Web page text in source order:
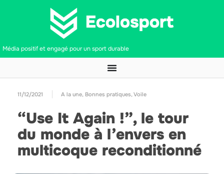
Média positif et engagé pour un sport durable
11/12/2021 A la une, Bonnes pratiques,Voile
“Use It Again !”, le tour
du monde à l’envers en
multicoque reconditionné